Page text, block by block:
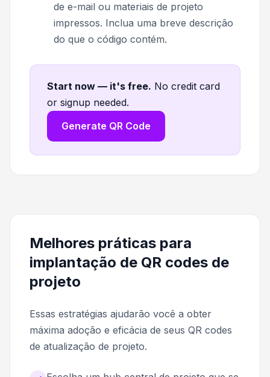
de e-mail ou materiais de projeto
impressos. Inclua uma breve descrição
do que o código contém.
Start now — it's free. No credit card
or signup needed.
Generate QR Code
Melhores práticas para
implantação de QR codes de
projeto
Essas estratégias ajudarão você a obter
máxima adoção e eficácia de seus QR codes
de atualização de projeto.